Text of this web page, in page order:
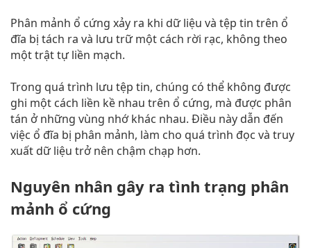
Phân mảnh ổ cứng xảy ra khi dữ liệu và tệp tin trên ổ
đĩa bị tách ra và lưu trữ một cách rời rạc, không theo
một trật tự liền mạch.
Trong quá trình lưu tệp tin, chúng có thể không được
ghi một cách liền kề nhau trên ổ cứng, mà được phân
tán ở những vùng nhớ khác nhau. Điều này dẫn đến
việc ổ đĩa bị phân mảnh, làm cho quá trình đọc và truy
xuất dữ liệu trở nên chậm chạp hơn.
Nguyên nhân gây ra tình trạng phân
mảnh ổ cứng